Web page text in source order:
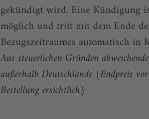
gekündigt wird. Eine Kündigung
möglich und tritt mit dem Ende
Bezugszeitraumes automatisch in
Aus steuerlichen Gründen
außerhalb Deutschlands (Endpreis
Bestellung ersichtlich)